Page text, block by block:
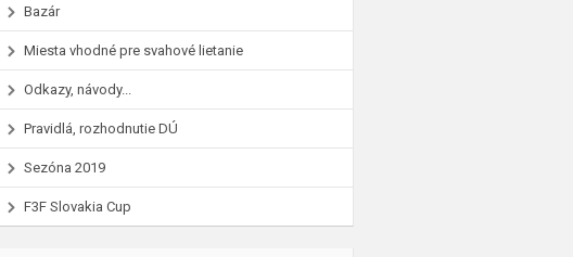
Bazár
Miesta vhodné pre svahové lietanie
Odkazy, návody...
Pravidlá, rozhodnutie DÚ
Sezóna 2019
F3F Slovakia Cup